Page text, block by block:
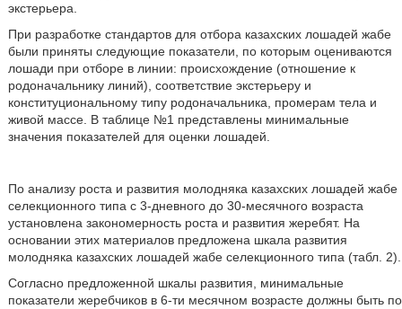
экстерьера.
При разработке стандартов для отбора казахских лошадей жабе
были приняты следующие показатели, по которым оцениваются
лошади при отборе в линии: происхождение (отношение к
родоначальнику линий), соответствие экстерьеру и
конституциональному типу родоначальника, промерам тела и
живой массе. В таблице №1 представлены минимальные
значения показателей для оценки лошадей.
По анализу роста и развития молодняка казахских лошадей жабе
селекционного типа с 3-дневного до 30-месячного возраста
установлена закономерность роста и развития жеребят. На
основании этих материалов предложена шкала развития
молодняка казахских лошадей жабе селекционного типа (табл. 2).
Согласно предложенной шкалы развития, минимальные
показатели жеребчиков в 6-ти месячном возрасте должны быть по